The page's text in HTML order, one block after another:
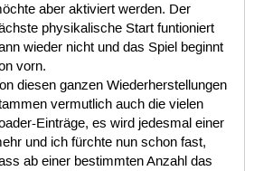
aber aktiviert werden. Der
physikalische Start funtioniert
wieder nicht und das Spiel beginnt
vorn.
diesen ganzen Wiederherstellungen
vermutlich auch die vielen
Einträge, es wird jedesmal einer
und ich fürchte nun schon fast,
ab einer bestimmten Anzahl das